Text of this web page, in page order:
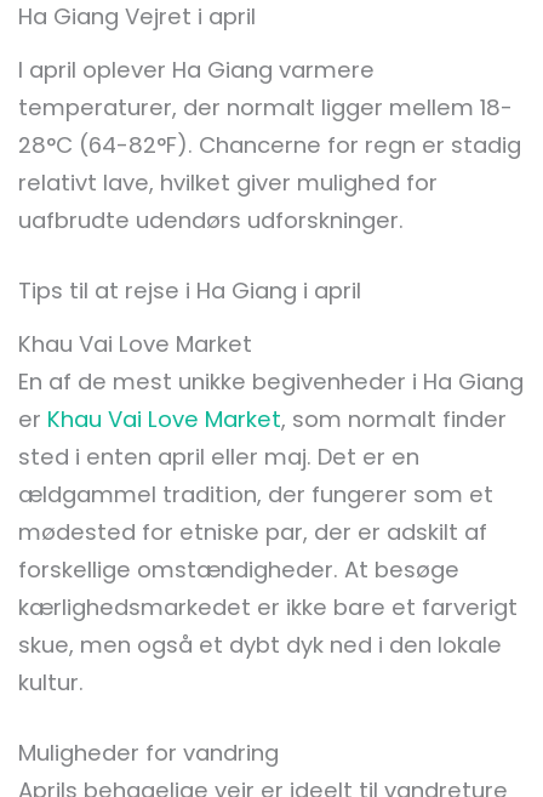
Ha Giang Vejret i april
I april oplever Ha Giang varmere
temperaturer, der normalt ligger mellem 18-
28°C (64-82°F). Chancerne for regn er stadig
relativt lave, hvilket giver mulighed for
uafbrudte udendørs udforskninger.
Tips til at rejse i Ha Giang i april
Khau Vai Love Market
En af de mest unikke begivenheder i Ha Giang
er Khau Vai Love Market, som normalt finder
sted i enten april eller maj. Det er en
ældgammel tradition, der fungerer som et
mødested for etniske par, der er adskilt af
forskellige omstændigheder. At besøge
kærlighedsmarkedet er ikke bare et farverigt
skue, men også et dybt dyk ned i den lokale
kultur.
Muligheder for vandring
Aprils behagelige vejr er ideelt til vandreture